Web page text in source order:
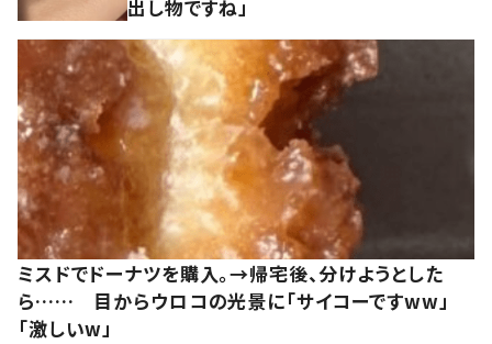
出し物ですね」
ミスドでドーナツを購入。→帰宅後、分けようとした
ら…… 目からウロコの光景に「サイコーですww」
「激しいw」